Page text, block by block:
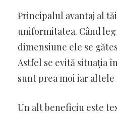
Principalul avantaj al
uniformitatea. Când
dimensiune ele se
Astfel se evită situația
sunt prea moi iar altele
Un alt beneficiu este